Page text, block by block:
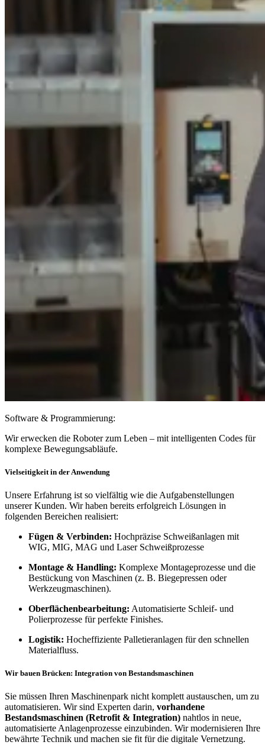
Software & Programmierung:
Wir erwecken die Roboter zum Leben – mit intelligenten Codes für
komplexe Bewegungsabläufe.
Vielseitigkeit in der Anwendung
Unsere Erfahrung ist so vielfältig wie die Aufgabenstellungen
unserer Kunden. Wir haben bereits erfolgreich Lösungen in
folgenden Bereichen realisiert:
Fügen & Verbinden: Hochpräzise Schweißanlagen mit
WIG, MIG, MAG und Laser Schweißprozesse
Montage & Handling: Komplexe Montageprozesse und die
Bestückung von Maschinen (z. B. Biegepressen oder
Werkzeugmaschinen).
Oberflächenbearbeitung: Automatisierte Schleif- und
Polierprozesse für perfekte Finishes.
Logistik: Hocheffiziente Palletieranlagen für den schnellen
Materialfluss.
Wir bauen Brücken: Integration von Bestandsmaschinen
Sie müssen Ihren Maschinenpark nicht komplett austauschen, um zu
automatisieren. Wir sind Experten darin, vorhandene
Bestandsmaschinen (Retrofit & Integration) nahtlos in neue,
automatisierte Anlagenprozesse einzubinden. Wir modernisieren Ihre
bewährte Technik und machen sie fit für die digitale Vernetzung.